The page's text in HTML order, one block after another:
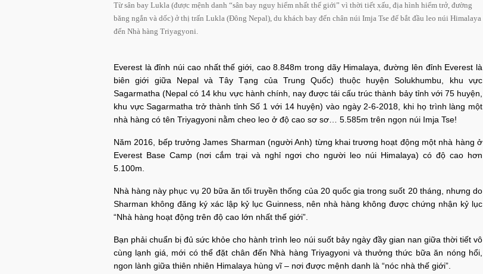
Từ sân bay Lukla (được mệnh danh “sân bay nguy hiểm nhất thế giới” vì thời tiết xấu, địa hình hiểm trở, đường
băng ngắn và dốc) ở thị trấn Lukla (Đông Nepal), du khách bay đến chân núi Imja Tse để bắt đầu leo núi Himalaya
đến Nhà hàng Triyagyoni.
Everest là đỉnh núi cao nhất thế giới, cao 8.848m trong dãy Himalaya, đường lên đỉnh Everest là
biên giới giữa Nepal và Tây Tạng của Trung Quốc) thuộc huyện Solukhumbu, khu vực
Sagarmatha (Nepal có 14 khu vực hành chính, nay được tái cấu trúc thành bảy tỉnh với 75 huyện,
khu vực Sagarmatha trở thành tỉnh Số 1 với 14 huyện) vào ngày 2-6-2018, khi họ trình làng một
nhà hàng có tên Triyagyoni nằm cheo leo ở độ cao sơ sơ… 5.585m trên ngọn núi Imja Tse!
Năm 2016, bếp trưởng James Sharman (người Anh) từng khai trương hoạt động một nhà hàng ở
Everest Base Camp (nơi cắm trại và nghỉ ngơi cho người leo núi Himalaya) có độ cao hơn
5.100m.
Nhà hàng này phục vụ 20 bữa ăn tối truyền thống của 20 quốc gia trong suốt 20 tháng, nhưng do
Sharman không đăng ký xác lập kỷ lục Guinness, nên nhà hàng không được chứng nhận kỷ lục
“Nhà hàng hoạt động trên độ cao lớn nhất thế giới”.
Bạn phải chuẩn bị đủ sức khỏe cho hành trình leo núi suốt bảy ngày đầy gian nan giữa thời tiết vô
cùng lạnh giá, mới có thể đặt chân đến Nhà hàng Triyagyoni và thưởng thức bữa ăn nóng hổi,
ngon lành giữa thiên nhiên Himalaya hùng vĩ – nơi được mệnh danh là “nóc nhà thế giới”.